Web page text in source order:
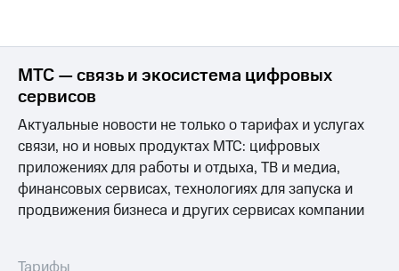
МТС — связь и экосистема цифровых
сервисов
Актуальные новости не только о тарифах и услугах
связи, но и новых продуктах МТС: цифровых
приложениях для работы и отдыха, ТВ и медиа,
финансовых сервисах, технологиях для запуска и
продвижения бизнеса и других сервисах компании